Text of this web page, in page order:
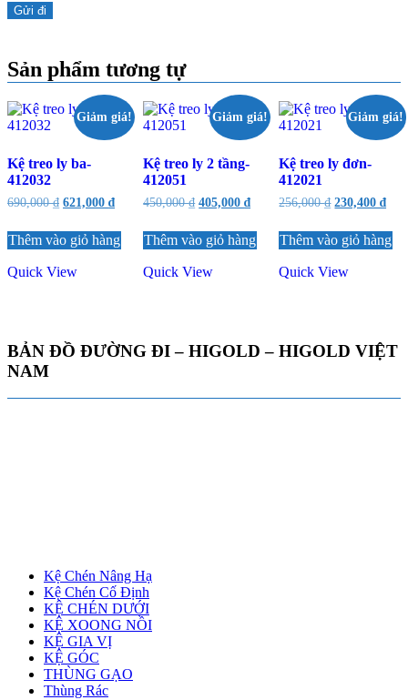
Sản phẩm tương tự
Giảm giá!
Kệ treo ly ba-
412032
690,000₫ Giá
là:
690,000 ₫.
621,000 ₫Giá
tại
là:
Thêm vào giỏ hàng
Quick View
Giảm giá!
Kệ treo ly 2 tầng-
412051
450,000₫ Giá
là:
450,000 ₫.
405,000₫Giá
tại
là:
Thêm vào giỏ hàng
Quick View
Giảm giá!
Kệ treo ly đơn-
412021
256,000₫ Giá
là:
256,000 ₫.
230,400₫Giá
tại
là:
Thêm vào giỏ hàng
Quick View
BẢN ĐỒ ĐƯỜNG ĐI – HIGOLD – HIGOLD VIỆT
NAM
Kệ Chén Nâng Hạ
Kệ Chén Cố Định
KỆ CHÉN DƯỚI
KỆ XOONG NỒI
KỆ GIA VỊ
KỆ GÓC
THÙNG GẠO
Thùng Rác